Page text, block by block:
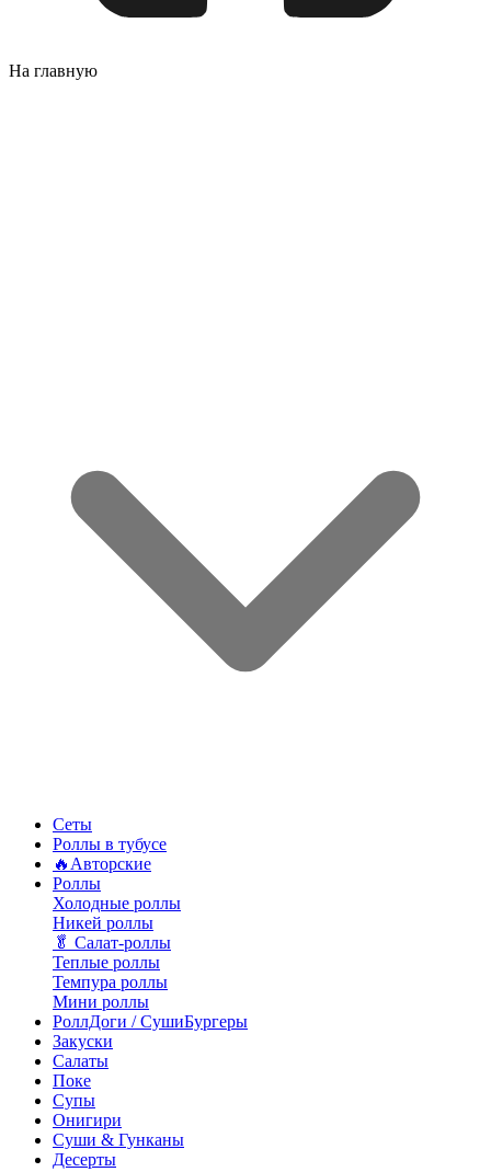
На главную
Сеты
Роллы в тубусе
🔥Авторские
Роллы
Холодные роллы
Никей роллы
🥬 Салат-роллы
Теплые роллы
Темпура роллы
Мини роллы
РоллДоги / СушиБургеры
Закуски
Салаты
Поке
Супы
Онигири
Суши & Гунканы
Десерты